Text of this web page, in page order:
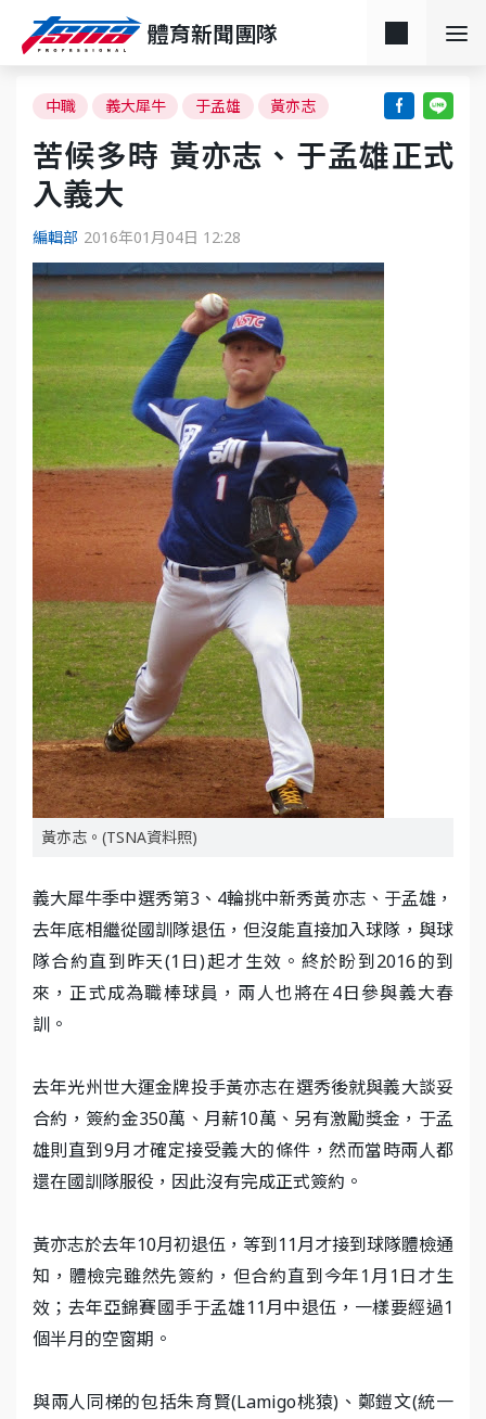
體育新聞團隊
中職 義大犀牛 于孟雄 黃亦志
苦候多時 黃亦志、于孟雄正式
入義大
編輯部 2016年01月04日 12:28
黃亦志。(TSNA資料照)
義大犀牛季中選秀第3、4輪挑中新秀黃亦志、于孟雄，
去年底相繼從國訓隊退伍，但沒能直接加入球隊，與球
隊合約直到昨天(1日)起才生效。終於盼到2016的到
來，正式成為職棒球員，兩人也將在4日參與義大春
訓。
去年光州世大運金牌投手黃亦志在選秀後就與義大談妥
合約，簽約金350萬、月薪10萬、另有激勵獎金，于孟
雄則直到9月才確定接受義大的條件，然而當時兩人都
還在國訓隊服役，因此沒有完成正式簽約。
黃亦志於去年10月初退伍，等到11月才接到球隊體檢通
知，體檢完雖然先簽約，但合約直到今年1月1日才生
效；去年亞錦賽國手于孟雄11月中退伍，一樣要經過1
個半月的空窗期。
與兩人同梯的包括朱育賢(Lamigo桃猿)、鄭鎧文(統一